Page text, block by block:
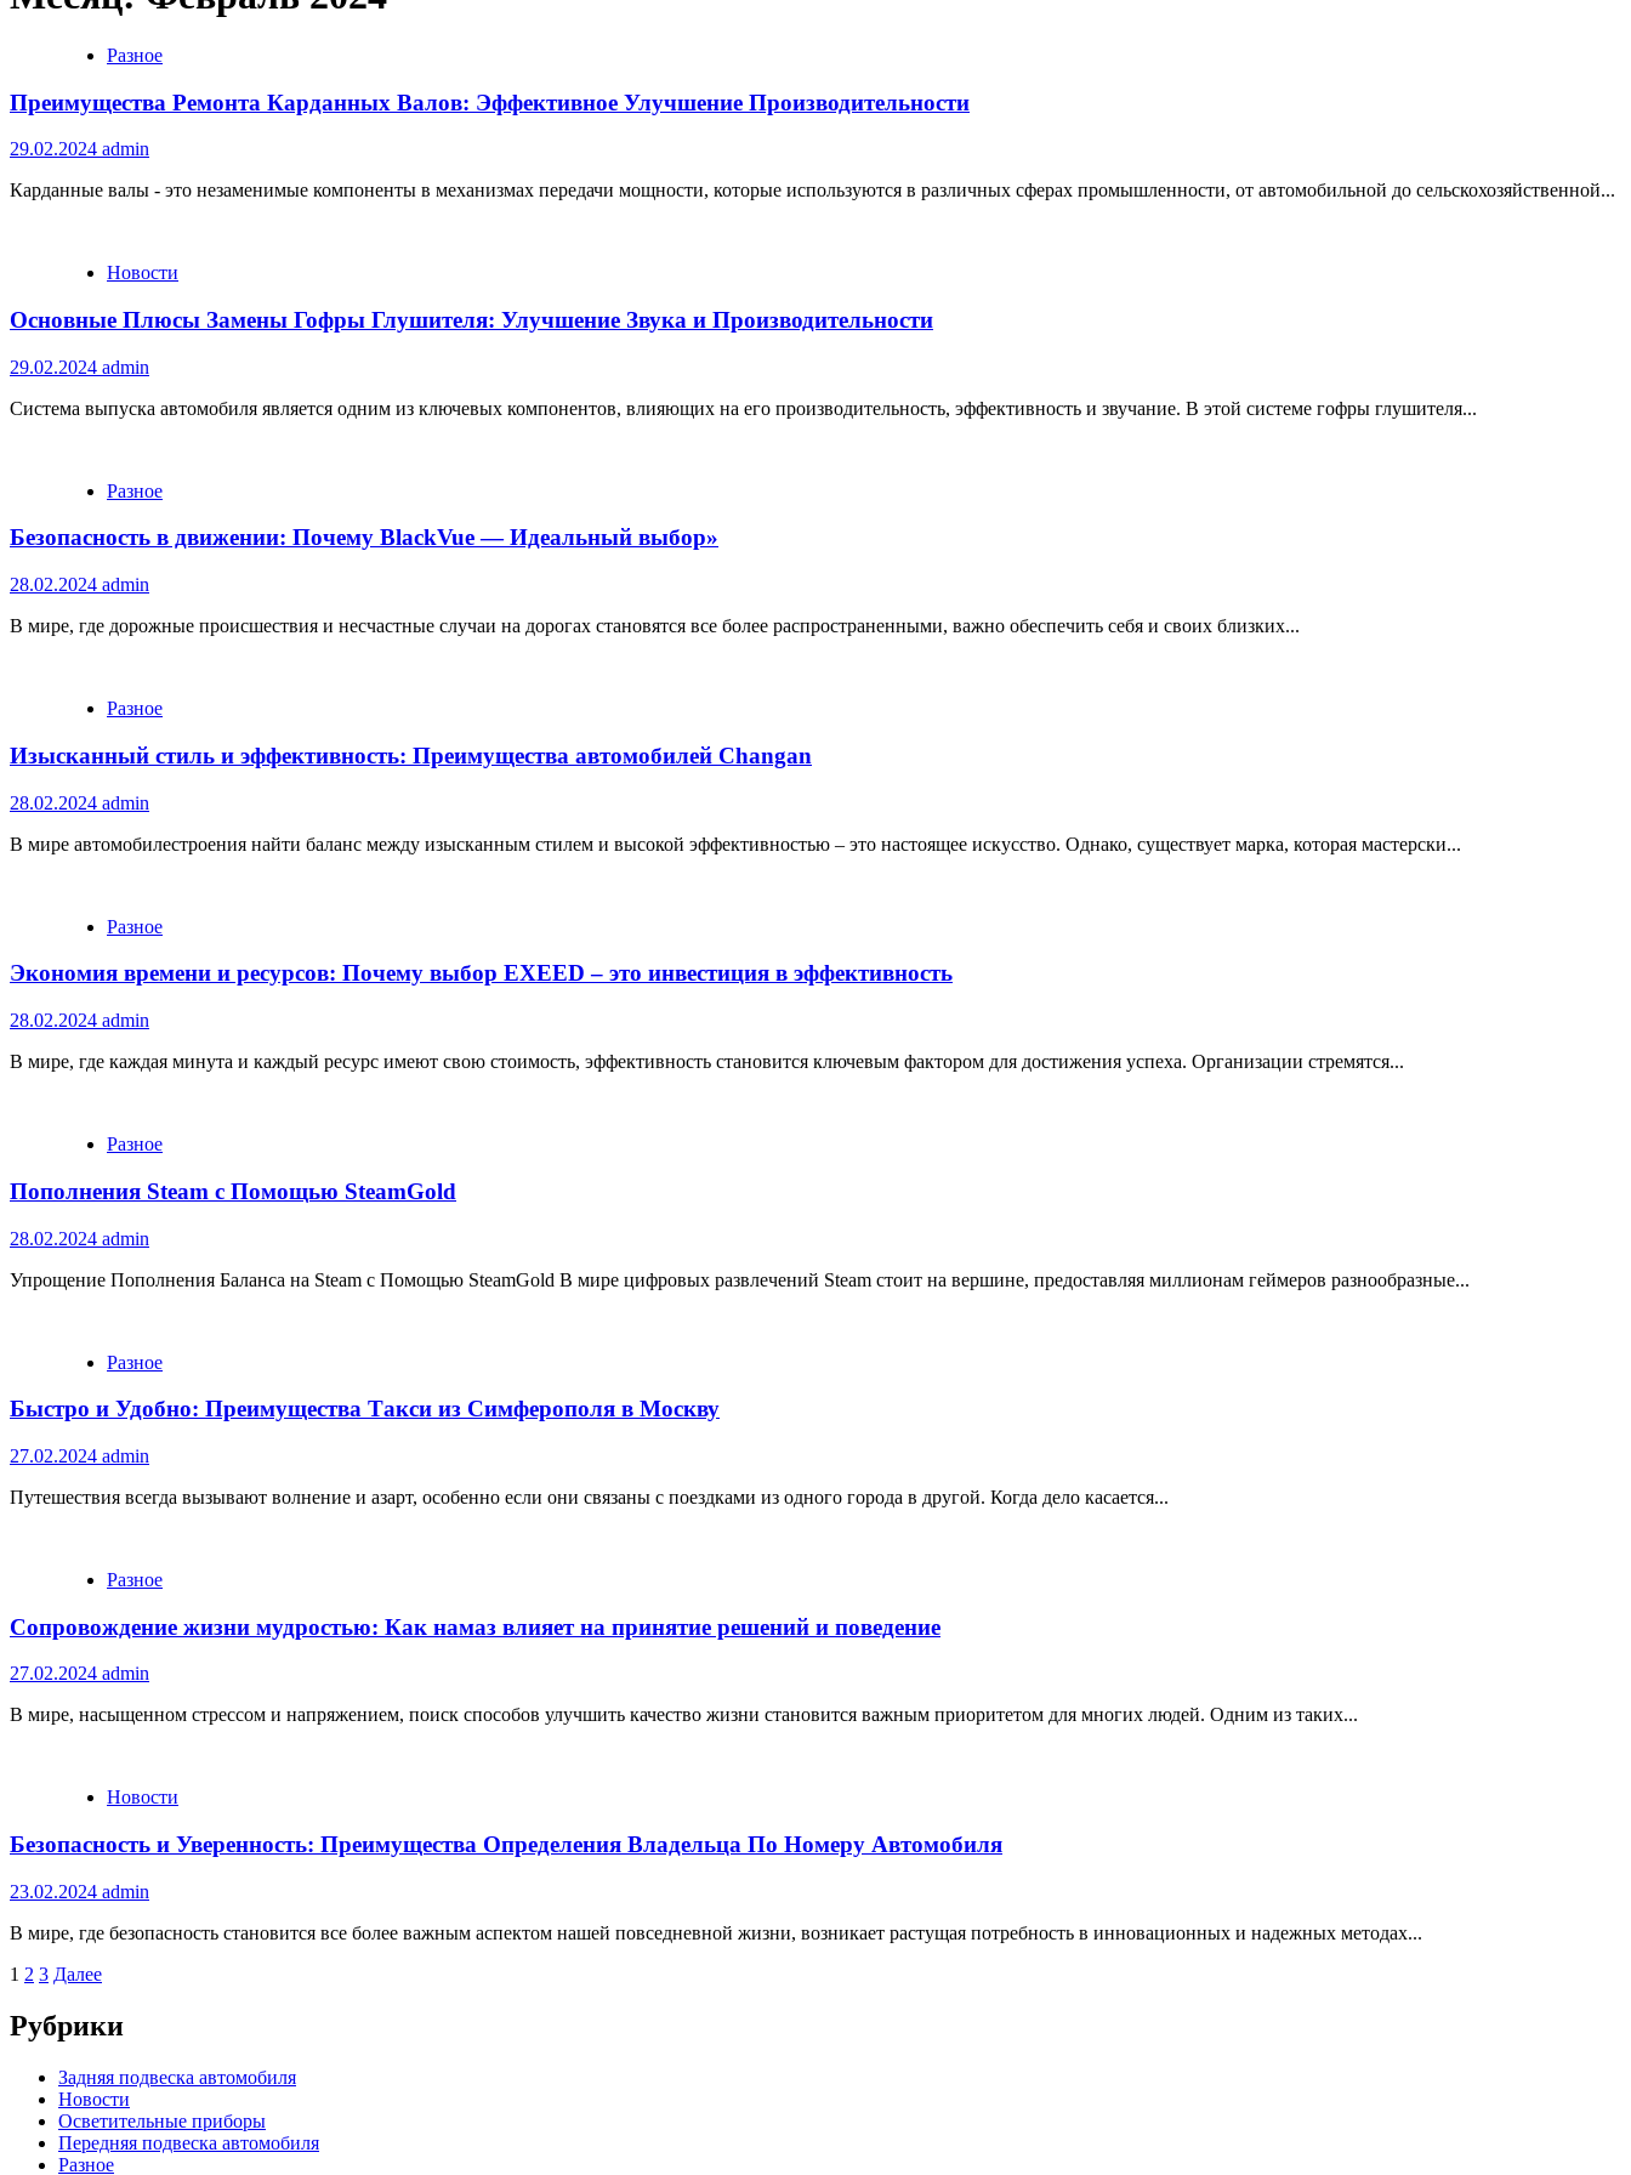
Разное
Преимущества Ремонта Карданных Валов: Эффективное Улучшение Производительности
29.02.2024 admin
Карданные валы - это незаменимые компоненты в механизмах передачи мощности, которые используются в различных сферах промышленности, от автомобильной до сельскохозяйственной...
Новости
Основные Плюсы Замены Гофры Глушителя: Улучшение Звука и Производительности
29.02.2024 admin
Система выпуска автомобиля является одним из ключевых компонентов, влияющих на его производительность, эффективность и звучание. В этой системе гофры глушителя...
Разное
Безопасность в движении: Почему BlackVue — Идеальный выбор»
28.02.2024 admin
В мире, где дорожные происшествия и несчастные случаи на дорогах становятся все более распространенными, важно обеспечить себя и своих близких...
Разное
Изысканный стиль и эффективность: Преимущества автомобилей Changan
28.02.2024 admin
В мире автомобилестроения найти баланс между изысканным стилем и высокой эффективностью – это настоящее искусство. Однако, существует марка, которая мастерски...
Разное
Экономия времени и ресурсов: Почему выбор EXEED – это инвестиция в эффективность
28.02.2024 admin
В мире, где каждая минута и каждый ресурс имеют свою стоимость, эффективность становится ключевым фактором для достижения успеха. Организации стремятся...
Разное
Пополнения Steam с Помощью SteamGold
28.02.2024 admin
Упрощение Пополнения Баланса на Steam с Помощью SteamGold В мире цифровых развлечений Steam стоит на вершине, предоставляя миллионам геймеров разнообразные...
Разное
Быстро и Удобно: Преимущества Такси из Симферополя в Москву
27.02.2024 admin
Путешествия всегда вызывают волнение и азарт, особенно если они связаны с поездками из одного города в другой. Когда дело касается...
Разное
Сопровождение жизни мудростью: Как намаз влияет на принятие решений и поведение
27.02.2024 admin
В мире, насыщенном стрессом и напряжением, поиск способов улучшить качество жизни становится важным приоритетом для многих людей. Одним из таких...
Новости
Безопасность и Уверенность: Преимущества Определения Владельца По Номеру Автомобиля
23.02.2024 admin
В мире, где безопасность становится все более важным аспектом нашей повседневной жизни, возникает растущая потребность в инновационных и надежных методах...
Пагинация
записей
1 2 3 Далее
Рубрики
Задняя подвеска автомобиля
Новости
Осветительные приборы
Передняя подвеска автомобиля
Разное